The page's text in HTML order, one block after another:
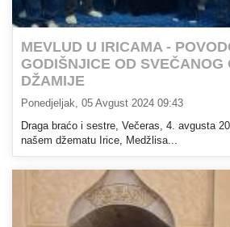
MEVLUD U IRICAMA -
GODIŠNJICE OD SVEČANOG
DŽAMIJE
Ponedjeljak, 05 Avgust 2024 09:43
Draga braćo i sestre, Večeras, 4. avgusta
našem džematu Irice, Medžlisa...